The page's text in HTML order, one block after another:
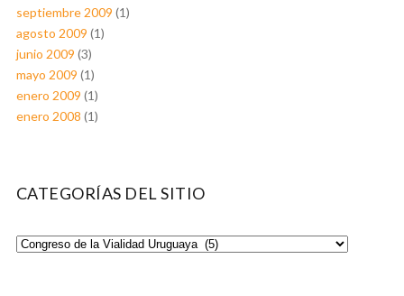
septiembre 2009 (1)
agosto 2009 (1)
junio 2009 (3)
mayo 2009 (1)
enero 2009 (1)
enero 2008 (1)
CATEGORÍAS DEL SITIO
Categorías